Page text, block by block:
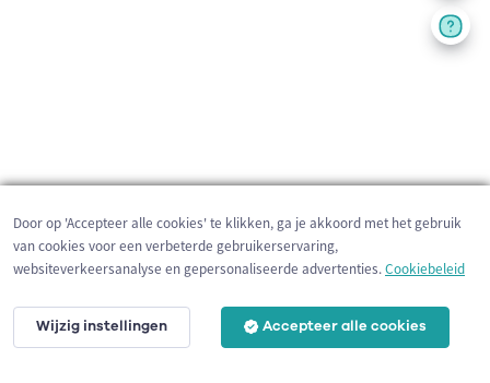
200 m
Door op 'Accepteer alle cookies' te klikken, ga je akkoord met het gebruik
van cookies voor een verbeterde gebruikerservaring,
websiteverkeersanalyse en gepersonaliseerde advertenties.Cookiebeleid
Wijzig instellingen Accepteer alle cookies